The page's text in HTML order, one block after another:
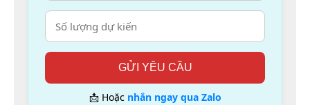
GỬI YÊU CẦU
📩 Hoặc nhắn ngay qua Zalo